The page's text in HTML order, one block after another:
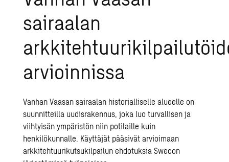
sairaalan
arvioinnissa
Vanhan Vaasan sairaalan historialliselle alueelle on
suunnitteilla uudisrakennus, joka luo turvallisen ja
viihtyisän ympäristön niin potilaille kuin
henkilökunnalle. Käyttäjät pääsivät arvioimaan
arkkitehtuurikutsukilpailun ehdotuksia Swecon